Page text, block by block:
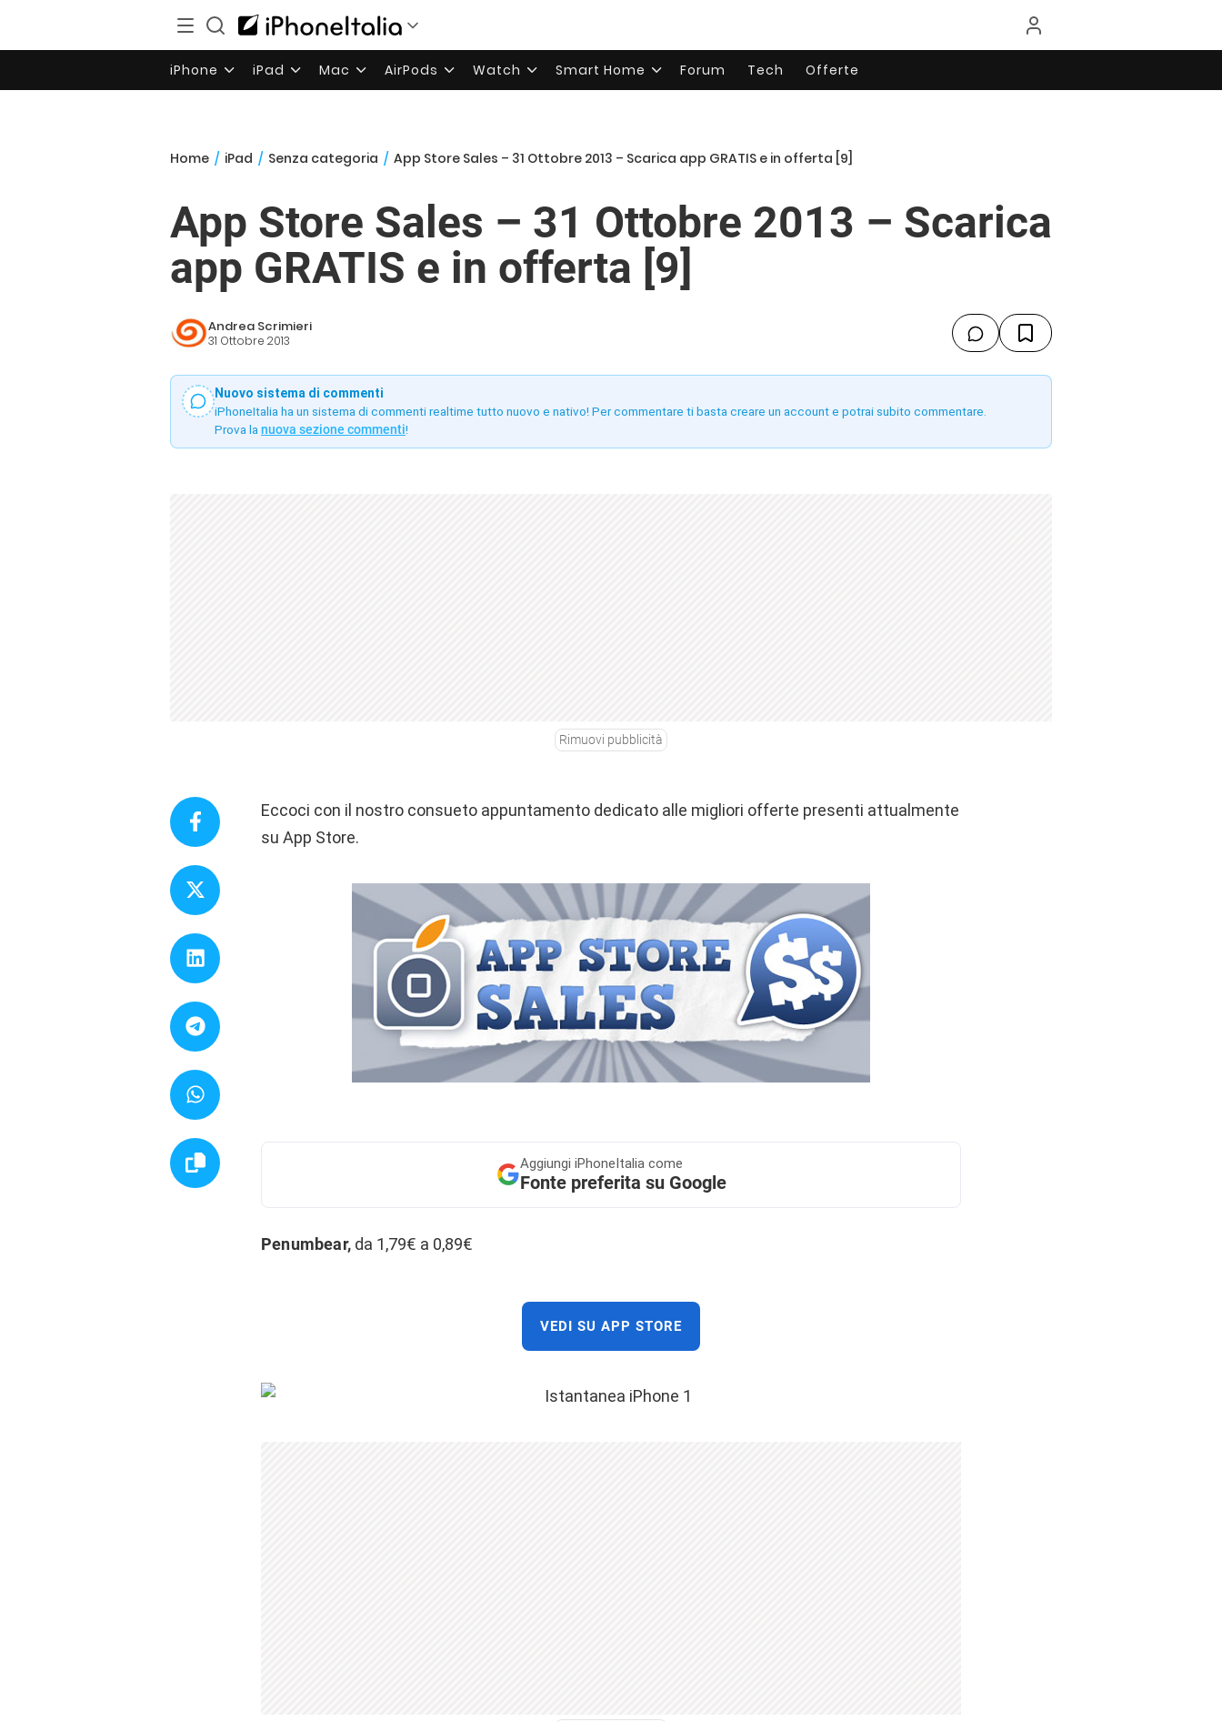
iPhone iPad Mac AirPods Watch Smart Home Forum Tech Offerte
Home / iPad / Senza categoria / App Store Sales – 31 Ottobre 2013 – Scarica app GRATIS e in offerta [9]
App Store Sales – 31 Ottobre 2013 – Scarica
app GRATIS e in offerta [9]
Andrea Scrimieri
31 Ottobre 2013
Nuovo sistema di commenti
iPhoneItalia ha un sistema di commenti realtime tutto nuovo e nativo! Per commentare ti basta creare un account e potrai subito commentare.
Prova la nuova sezione commenti!
Rimuovi pubblicità
Eccoci con il nostro consueto appuntamento dedicato alle migliori offerte presenti attualmente
su App Store.
Aggiungi iPhoneItalia come
Fonte preferita su Google
Penumbear, da 1,79€ a 0,89€
VEDI SU APP STORE